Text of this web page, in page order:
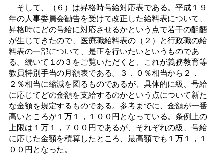
そして、（６）は昇格時号給対応表である。平成１９
年の人事委員会勧告を受けて改正した給料表について、
昇格時にどの号給に対応させるかという点で若干の齟齬
が生じてきたので、医療職給料表の（２）と行政職の給
料表の一部について、是正を行いたいというものであ
る。続いて１の３をご覧いただくと、これが義務教育等
教員特別手当の月額表である。３．０％相当から２．
２％相当に縮減を図るものであるが、具体的に級、号給
に応じてどの金額を支給するのかという点について新た
な金額を規定するものである。参考までに、金額が一番
高いところが１万１，１００円となっている。条例上の
上限は１万１，７００円であるが、それぞれの級、号給
に応じた金額を積算したところ、最高額でも１万１，１
００円となった。